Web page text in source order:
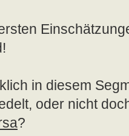
in diesem
oder nicht
?